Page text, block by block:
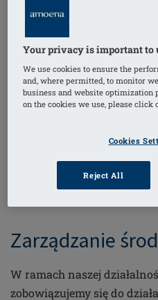
Wysokiej jakości,
wymaganiom naszych
zadowolić nasze klientki.
i ewidencji wszystkich
zarządzania jakością,
doskonalenie. Amoena
ISO 13485, normą, która
wymagania stawiane
Zarządzanie
W ramach naszej
zobowiązujemy się do
Your privacy is important to
We use cookies to ensure the
and, where permitted, to monitor
business and website optimization
on the cookies we use, please click
Cookies
Reject All